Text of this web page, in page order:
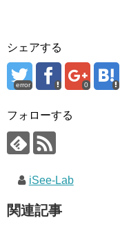
シェアする
error 0
フォローする
iSee-Lab
関連記事